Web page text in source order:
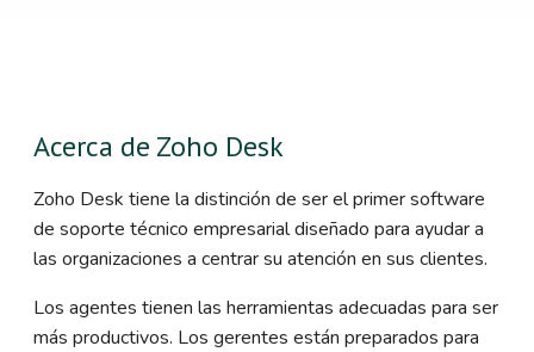
Acerca de Zoho Desk
Zoho Desk tiene la distinción de ser el primer software
de soporte técnico empresarial diseñado para ayudar a
las organizaciones a centrar su atención en sus clientes.
Los agentes tienen las herramientas adecuadas para ser
más productivos. Los gerentes están preparados para